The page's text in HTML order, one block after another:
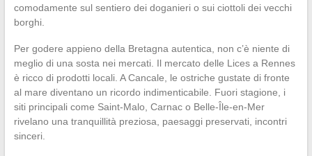
comodamente sul sentiero dei doganieri o sui ciottoli dei vecchi
borghi.
Per godere appieno della Bretagna autentica, non c’è niente di
meglio di una sosta nei mercati. Il mercato delle Lices a Rennes
è ricco di prodotti locali. A Cancale, le ostriche gustate di fronte
al mare diventano un ricordo indimenticabile. Fuori stagione, i
siti principali come Saint-Malo, Carnac o Belle-Île-en-Mer
rivelano una tranquillità preziosa, paesaggi preservati, incontri
sinceri.